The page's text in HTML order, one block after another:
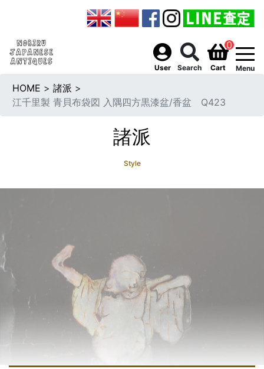
User Search
0
Cart Menu
HOME > 諸派 >
江千里製 青貝布袋図 入隅四方黒漆盆/香盆 Q423
諸派
Style